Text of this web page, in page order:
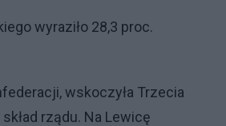
wyraziło 28,3 proc.
wskoczyła Trzecia
rządu. Na Lewicę